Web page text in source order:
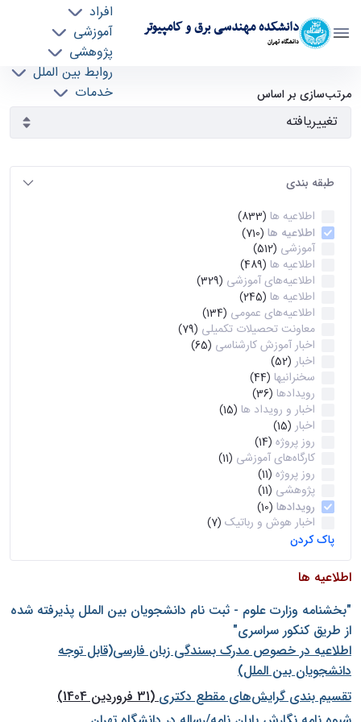
دانشکده مهندسی برق و کامپیوتر
دانشگاه تهران
افراد
آموزشی
پژوهشی
روابط بین الملل
خدمات
آرشیو اطلاعیه ها - ece- دانشکده مهندسی برق و
کامپیوتر
مرتب‌سازی بر اساس
طبقه بندی
اطلاعیه ها (833)
اطلاعیه ها (710)
آموزشی (512)
اطلاعیه ها (489)
اطلاعیه‌های‌ آموزشی (329)
اطلاعیه ها (245)
اطلاعیه‌های عمومی (134)
معاونت تحصیلات تکمیلی (79)
اخبار آموزش کارشناسی (65)
اخبار (52)
سخنرانیها (44)
رویدادها (36)
اخبار و رویداد ها (15)
اخبار (15)
روز پروژه (14)
کارگاه‌های آموزشی (11)
روز پروژه (11)
پژوهشی (11)
رویدادها (10)
اخبار هوش و رباتیک (7)
پاک کردن
اطلاعیه ها
"بخشنامه وزارت علوم - ثبت نام دانشجويان بين الملل پذيرفته شده
از طريق كنكور سراسری"
اطلاعیه در خصوص مدرک بسندگی زبان فارسی(قابل توجه
دانشجویان بین الملل)
تقسیم بندی گرایش‌های مقطع دکتری(31 فروردین 1404)